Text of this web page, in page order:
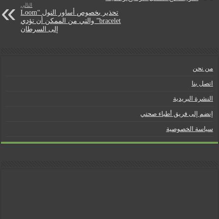
التالي
تحذير بخصوص أساور النول “Loom
bracelet” والتي من الممكن أن تؤدي
إلى السرطان
من نحن
اتصل بنا
النشرة البريدية
إنضم إلى فريق أطباء صحتي
سياسة الخصوصية